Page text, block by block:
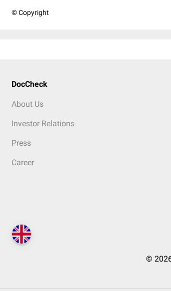
© Copyright
DocCheck
About Us
Investor Relations
Press
Career
©